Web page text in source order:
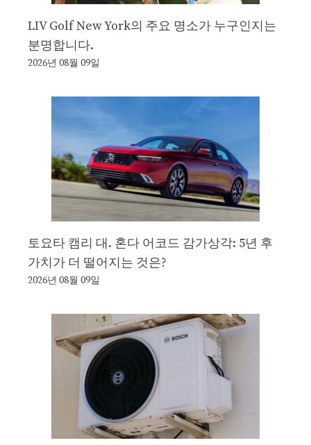
LIV Golf New York의 주요 명소가 누구인지는
분명합니다.
2026년 08월 09일
토요타 캠리 대. 혼다 어코드 감가상각: 5년 후
가치가 더 떨어지는 것은?
2026년 08월 09일